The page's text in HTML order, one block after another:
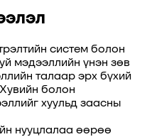
систем болон
мэдээллийн үнэн зөв
талаар эрх бүхий
болон
хуульд заасны
нууцлалаа өөрөө